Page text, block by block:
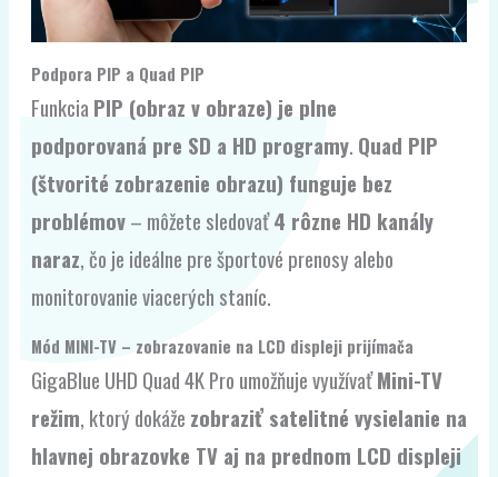
Podpora PIP a Quad PIP
Funkcia PIP (obraz v obraze) je plne
podporovaná pre SD a HD programy. Quad PIP
(štvorité zobrazenie obrazu) funguje bez
problémov– môžete sledovať4 rôzne HD kanály
naraz, čo je ideálne pre športové prenosy alebo
monitorovanie viacerých staníc.
Mód MINI-TV – zobrazovanie na LCD displeji prijímača
GigaBlue UHD Quad 4K Pro umožňuje využívaťMini-TV
režim, ktorý dokáže zobraziť satelitné vysielanie na
hlavnej obrazovke TV aj na prednom LCD displeji